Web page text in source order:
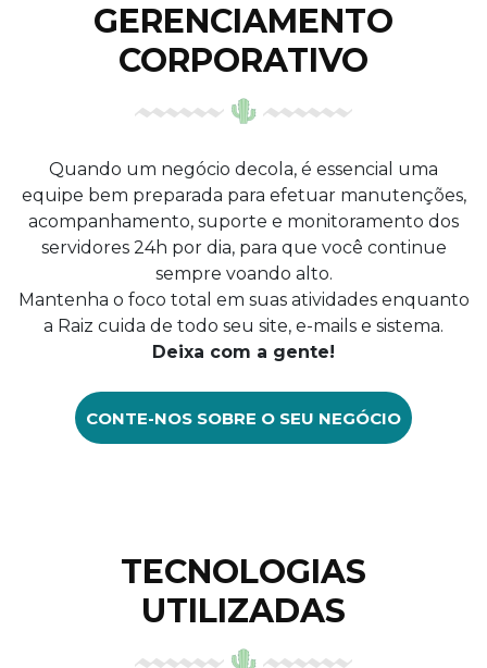
GERENCIAMENTO
CORPORATIVO
Quando um negócio decola, é essencial uma
equipe bem preparada para efetuar manutenções,
acompanhamento, suporte e monitoramento dos
servidores 24h por dia, para que você continue
sempre voando alto.
Mantenha o foco total em suas atividades enquanto
a Raiz cuida de todo seu site, e-mails e sistema.
Deixa com a gente!
CONTE-NOS SOBRE O SEU NEGÓCIO
TECNOLOGIAS
UTILIZADAS